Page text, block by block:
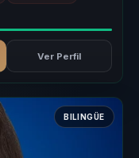
Ver Perfil
BILINGÜE